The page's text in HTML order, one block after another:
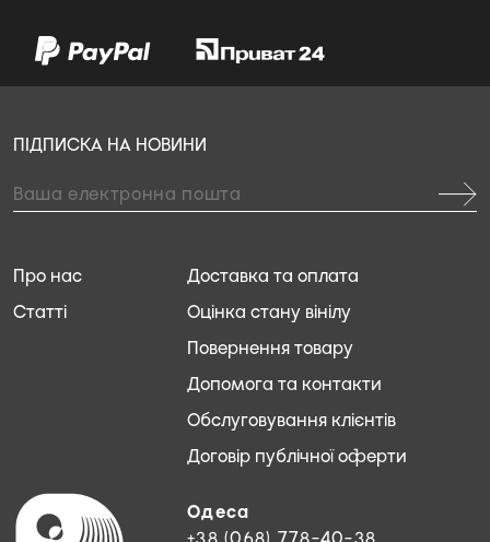
Одеса
+38 (068) 778-40-38
Доставка та оплата
Оцінка стану вінілу
Повернення товару
Допомога та контакти
Обслуговування клієнтів
Договір публічної оферти
Про нас
Статті
ПІДПИСКА НА НОВИНИ